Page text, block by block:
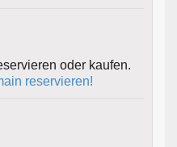
oder kaufen.
reservieren!